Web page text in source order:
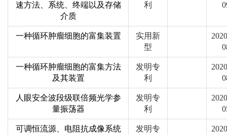
速方法、系统、终端以及存储
介质
利
一种循环肿瘤细胞的富集装置
实用新
型
一种循环肿瘤细胞的富集方法
及其装置
发明专
利
人眼安全波段级联倍频光学参
量振荡器
发明专
利
可调恒流源、电阻抗成像系统
发明专